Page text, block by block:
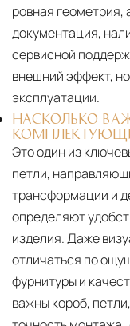
ровная геометрия,
документация,
сервисной
внешний эффект,
эксплуатации.
НАСКОЛЬКО
Это один из
петли,
трансформации и
определяют
изделия. Даже
отличаться по
фурнитуры и
важны короб,